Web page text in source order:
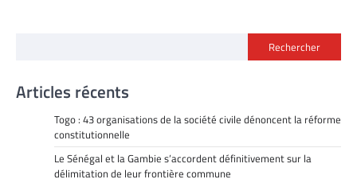
Rechercher
Articles récents
Togo : 43 organisations de la société civile dénoncent la réforme
constitutionnelle
Le Sénégal et la Gambie s’accordent définitivement sur la
délimitation de leur frontière commune